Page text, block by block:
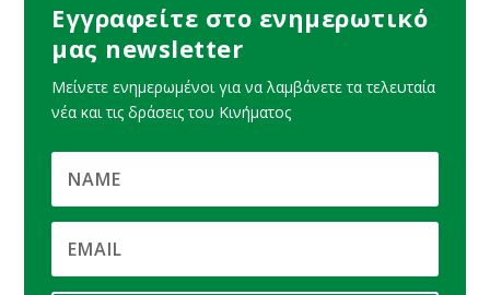
Εγγραφείτε στο ενημερωτικό
μας newsletter
Μείνετε ενημερωμένοι για να λαμβάνετε τα τελευταία
νέα και τις δράσεις του Κινήματος